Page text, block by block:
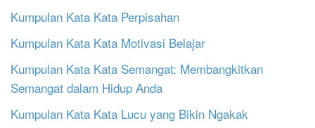
Kumpulan Kata Kata Perpisahan
Kumpulan Kata Kata Motivasi Belajar
Kumpulan Kata Kata Semangat: Membangkitkan
Semangat dalam Hidup Anda
Kumpulan Kata Kata Lucu yang Bikin Ngakak